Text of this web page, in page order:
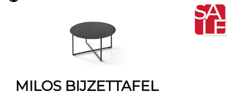
MILOS BIJZETTAFEL